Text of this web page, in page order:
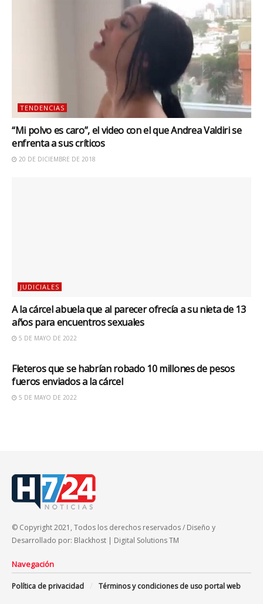
TENDENCIAS
“Mi polvo es caro”, el video con el que Andrea Valdiri se
enfrenta a sus críticos
20 DE DICIEMBRE DE 2018
JUDICIALES
A la cárcel abuela que al parecer ofrecía a su nieta de 13
años para encuentros sexuales
5 DE MAYO DE 2022
Fleteros que se habrían robado 10 millones de pesos
fueros enviados a la cárcel
5 DE MAYO DE 2022
© Copyright 2021, Todos los derechos reservados / Diseño y
Desarrollado por: Blackhost | Digital Solutions TM
Navegación
Política de privacidad Términos y condiciones de uso portal web